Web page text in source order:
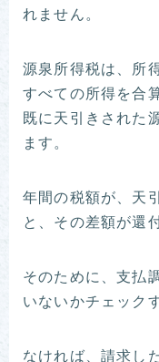
れません。
源泉所得税は、所
すべての所得を合
既に天引きされた
ます。
年間の税額が、天
と、その差額が還
そのために、支払
いないかチェック
なければ、請求し